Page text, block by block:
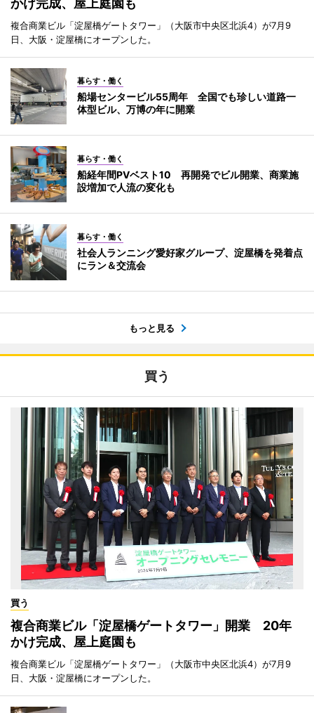
複合商業ビル「淀屋橋ゲートタワー」（大阪市中央区北浜4）が7月9
日、大阪・淀屋橋にオープンした。
暮らす・働く
船場センタービル55周年 全国でも珍しい道路一
体型ビル、万博の年に開業
暮らす・働く
船経年間PVベスト10 再開発でビル開業、商業施
設増加で人流の変化も
暮らす・働く
社会人ランニング愛好家グループ、淀屋橋を発着点
にラン＆交流会
もっと見る
買う
買う
複合商業ビル「淀屋橋ゲートタワー」開業 20年
かけ完成、屋上庭園も
複合商業ビル「淀屋橋ゲートタワー」（大阪市中央区北浜4）が7月9
日、大阪・淀屋橋にオープンした。